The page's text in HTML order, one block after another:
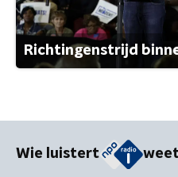
Richtingenstrijd
Wie luistert